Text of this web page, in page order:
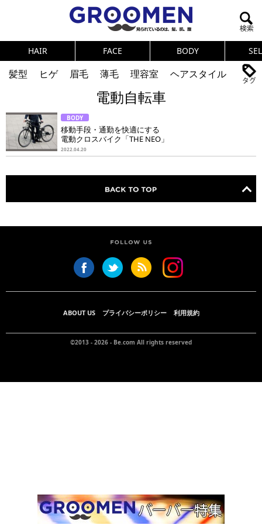
HAIR FACE BODY
髪型 ヒゲ 眉毛 薄毛 理容室
ヘアスタイル
ニオイ
連載
メンズコスメ
NEWS PICK UP
テストステロン
海外セレブ
健康
スキンケア 食事
調査結果
トレーニング
好印象な男
頭皮ケア
ダイエット
理容室
電動自転車
BODY
移動手段・通勤を快適にする
電動クロスバイク「THE NEO」
2022.04.20
ABOUT US プライバシーポリシー 利用規約
©2013 - 2026 - Be.com All rights reserved